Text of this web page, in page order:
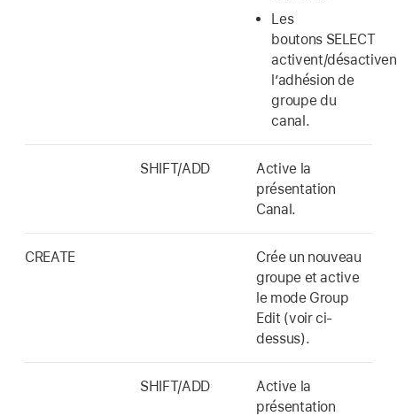
Les
boutons SELECT
activent/
l’adhésion de
groupe du
canal.
SHIFT/ADD
Active la
présentation
Canal.
CREATE
Crée un nouveau
groupe et active
le mode Group
Edit (voir ci-
dessus).
SHIFT/ADD
Active la
présentation